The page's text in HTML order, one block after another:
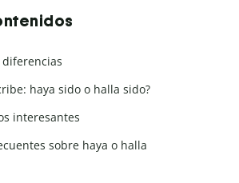
diferencias
haya sido o halla sido?
interesantes
sobre haya o halla